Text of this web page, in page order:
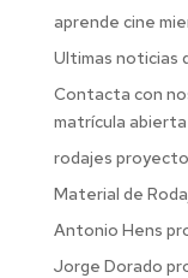
aprende cine
Ultimas noticias
Contacta con
matrícula abierta
rodajes
Material de
Antonio Hens
Jorge Dorado